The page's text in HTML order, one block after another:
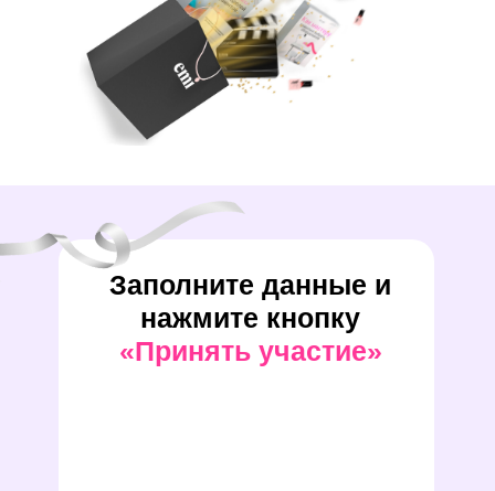
Заполните данные и
нажмите кнопку
«Принять участие»